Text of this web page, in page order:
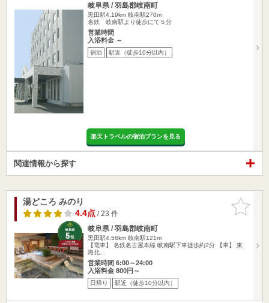
岐阜県 / 羽島郡岐南町
黒田駅4.19km 岐南駅270m
名鉄 岐南駅より徒歩にて５分
営業時間
入浴料金 ～
宿泊 駅近（徒歩10分以内）
楽天トラベルの宿泊プランを見る
関連情報から探す
お気に入
りに追加
湯どころ みのり
4.4点/ 23 件
岐阜県 / 羽島郡岐南町
黒田駅4.56km 岐南駅121m
【電車】 名鉄名古屋本線 岐南駅下車徒歩約2分 【車】 東
海北…
営業時間 6:00～24:00
入浴料金 800円～
日帰り 駅近（徒歩10分以内）